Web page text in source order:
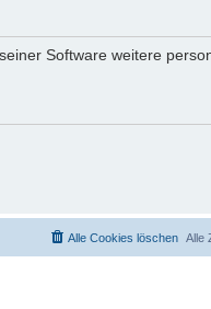
Software weitere
Alle
Alle Cookies löschen